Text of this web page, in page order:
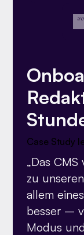
Case Study
„Das
zu
allem
besser –
Modus